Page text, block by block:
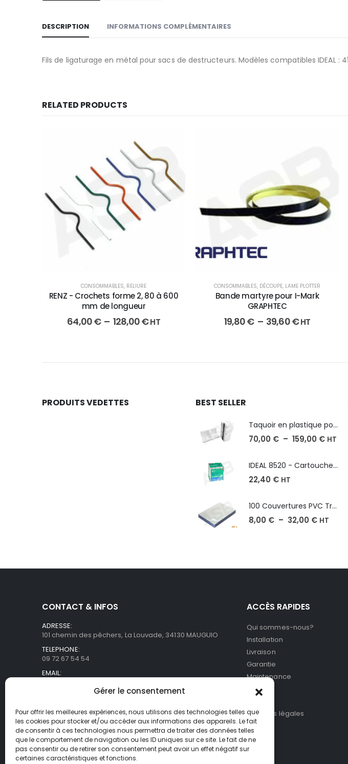
Gérer le consentement
Pour offrir les meilleures expériences, nous utilisons des technologies telles que
les cookies pour stocker et/ou accéder aux informations des appareils. Le fait
de consentir à ces technologies nous permettra de traiter des données telles
que le comportement de navigation ou les ID uniques sur ce site. Le fait de ne
pas consentir ou de retirer son consentement peut avoir un effet négatif sur
certaines caractéristiques et fonctions.
DESCRIPTION INFORMATIONS COMPLÉMENTAIRES
Fils de ligaturage en métal pour sacs de destructeurs. Modèles compatibles IDEAL :
RELATED PRODUCTS
CONSOMMABLES, RELIURE
RENZ - Crochets forme 2, 80 à 600
mm de longueur
64,00€ – 128,00€HT
CONSOMMABLES, DÉCOUPE, LAME PLOTTER
Bande martyre pour I-Mark
GRAPHTEC
19,80€ – 39,60€HT
PRODUITS VEDETTES BEST SELLER
Taquoir en plastique pour Massicot
70,00 € – 159,00 € HT
IDEAL 8520 - Cartouche de 2000 agrafes
22,40 € HT
100 Couvertures PVC Transparent, Format A3-A4-A5
8,00 € – 32,00 € HT
CONTACT & INFOS
ADRESSE:
101 chemin des pêchers, La Louvade, 34130 MAUGUIO
TELEPHONE:
09 72 67 54 54
EMAIL:
ACCÈS RAPIDES
Qui sommes-nous?
Installation
Livraison
Garantie
Maintenance
SAV
Mentions légales